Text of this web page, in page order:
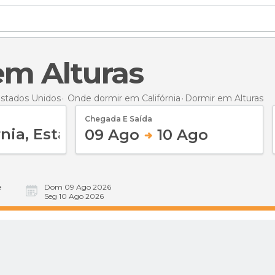
Alturas
Unidos Onde dormir em Califórnia Dormir em Alturas
Chegada E Saída
09 Ago 10 Ago
Dom 09 Ago 2026
Seg 10 Ago 2026